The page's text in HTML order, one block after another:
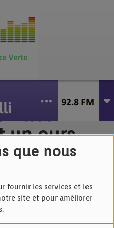
que nous
fournir les services et les
site et pour améliorer
filles
un ours